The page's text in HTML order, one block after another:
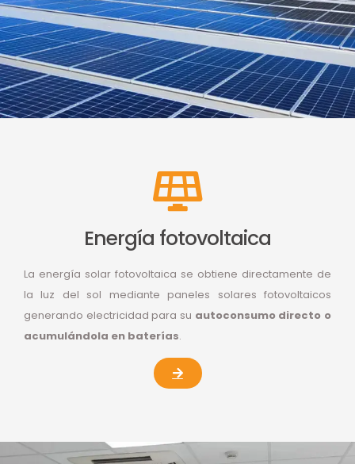
Energía fotovoltaica
La energía solar fotovoltaica se obtiene directamente de
la luz del sol mediante paneles solares fotovoltaicos
generando electricidad para su autoconsumo directo o
acumulándola en baterías.